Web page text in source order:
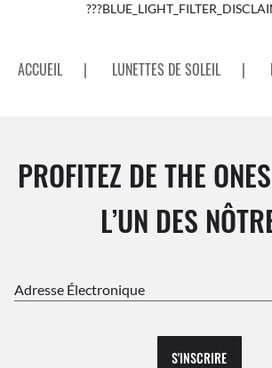
ACCUEIL | LUNETTES DE SOLEIL |
PROFITEZ DE THE
L’UN DES
Adresse Électronique
S'INSCRIRE